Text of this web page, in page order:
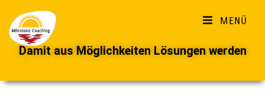
MENÜ
Damit aus Möglichkeiten Lösungen werden